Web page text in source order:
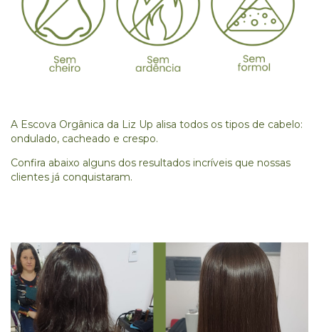
A Escova Orgânica da Liz Up alisa todos os tipos de cabelo:
ondulado, cacheado e crespo.
Confira abaixo alguns dos resultados incríveis que nossas
clientes já conquistaram.